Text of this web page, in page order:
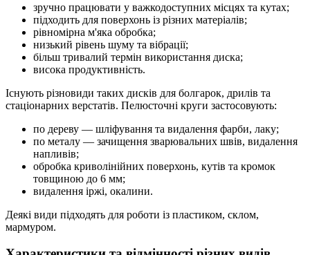
зручно працювати у важкодоступних місцях та кутах;
підходить для поверхонь із різних матеріалів;
рівномірна м'яка обробка;
низький рівень шуму та вібрації;
більш тривалий термін використання диска;
висока продуктивність.
Існують різновиди таких дисків для болгарок, дрилів та
стаціонарних верстатів. Пелюсточні круги застосовують:
по дереву — шліфування та видалення фарби, лаку;
по металу — зачищення зварювальних швів, видалення
напливів;
обробка криволінійних поверхонь, кутів та кромок
товщиною до 6 мм;
видалення іржі, окалини.
Деякі види підходять для роботи із пластиком, склом,
мармуром.